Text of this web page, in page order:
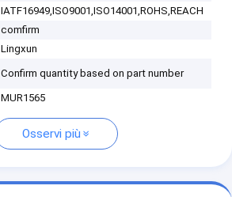
IATF16949,ISO9001,ISO14001,ROHS,REACH
comfirm
Lingxun
Confirm quantity based on part number
MUR1565
Osservi più